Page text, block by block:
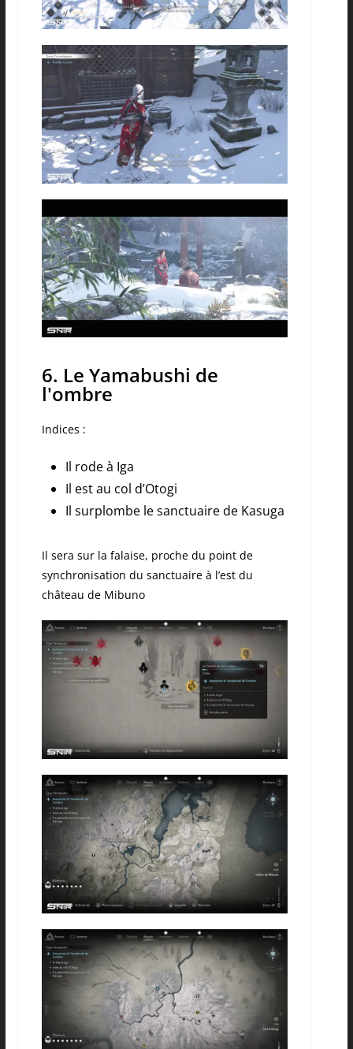
6. Le Yamabushi de
l'ombre
Indices :
Il rode à Iga
Il est au col d’Otogi
Il surplombe le sanctuaire de Kasuga
Il sera sur la falaise, proche du point de
synchronisation du sanctuaire à l’est du
château de Mibuno